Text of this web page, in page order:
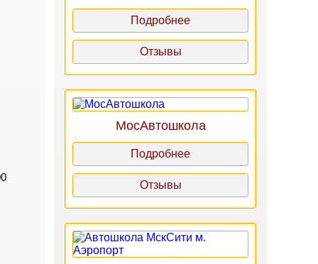
Подробнее
Отзывы
МосАвтошкола
Подробнее
Отзывы